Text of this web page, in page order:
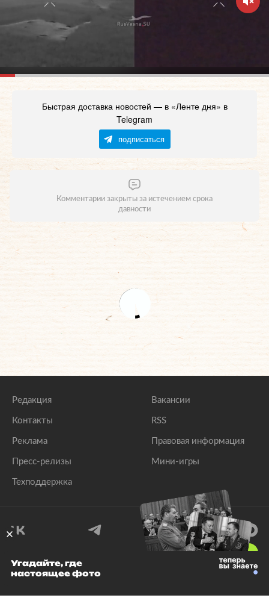
Быстрая доставка новостей — в «Ленте дня» в
Telegram
подписаться
Комментарии закрыты за истечением срока
давности
Редакция
Контакты
Реклама
Пресс-релизы
Техподдержка
Вакансии
RSS
Правовая информация
Мини-игры
© 1999–2026 Все права защищены.
Угадайте, где
настоящее фото